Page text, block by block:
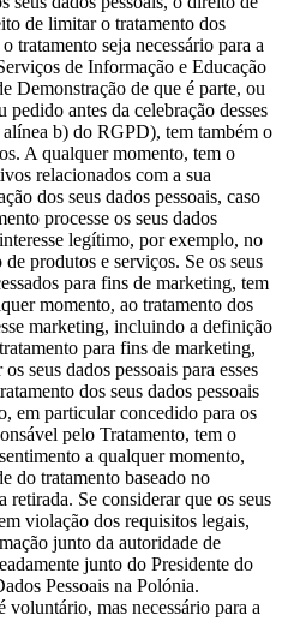
de limitar o tratamento dos
tratamento seja necessário para a
de Informação e Educação
Demonstração de que é parte, ou
pedido antes da celebração desses
alínea b) do RGPD), tem também o
A qualquer momento, tem o
relacionados com a sua
dos seus dados pessoais, caso
processe os seus dados
legítimo, por exemplo, no
produtos e serviços. Se os seus
para fins de marketing, tem
momento, ao tratamento dos
marketing, incluindo a definição
para fins de marketing,
seus dados pessoais para esses
dos seus dados pessoais
em particular concedido para os
pelo Tratamento, tem o
a qualquer momento,
do tratamento baseado no
retirada. Se considerar que os seus
violação dos requisitos legais,
junto da autoridade de
junto do Presidente do
Pessoais na Polónia.
voluntário, mas necessário para a